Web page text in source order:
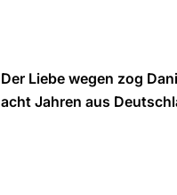
Der Liebe wegen zog
acht Jahren aus